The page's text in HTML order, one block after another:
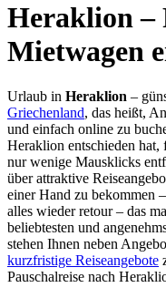
Heraklion –
Mietwagen
Urlaub in Heraklion –
Griechenland, das heißt,
und einfach online zu
Heraklion entschieden hat,
nur wenige Mausklicks
über attraktive
einer Hand zu bekommen
alles wieder retour – das
beliebtesten und
stehen Ihnen neben
kurzfristige Reiseangebote
Pauschalreise nach